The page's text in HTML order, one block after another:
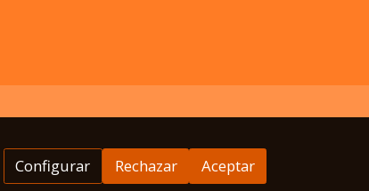
Configurar Rechazar Aceptar